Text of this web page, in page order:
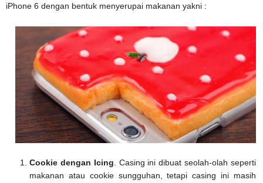
iPhone 6 dengan bentuk menyerupai makanan yakni :
Cookie dengan Icing . Casing ini dibuat seolah-olah seperti
makanan atau cookie sungguhan, tetapi casing ini masih